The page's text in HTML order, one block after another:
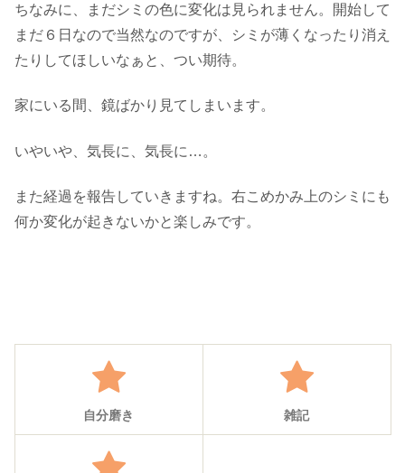
ちなみに、まだシミの色に変化は見られません。開始して
まだ６日なので当然なのですが、シミが薄くなったり消え
たりしてほしいなぁと、つい期待。
家にいる間、鏡ばかり見てしまいます。
いやいや、気長に、気長に…。
また経過を報告していきますね。右こめかみ上のシミにも
何か変化が起きないかと楽しみです。
自分磨き 雑記